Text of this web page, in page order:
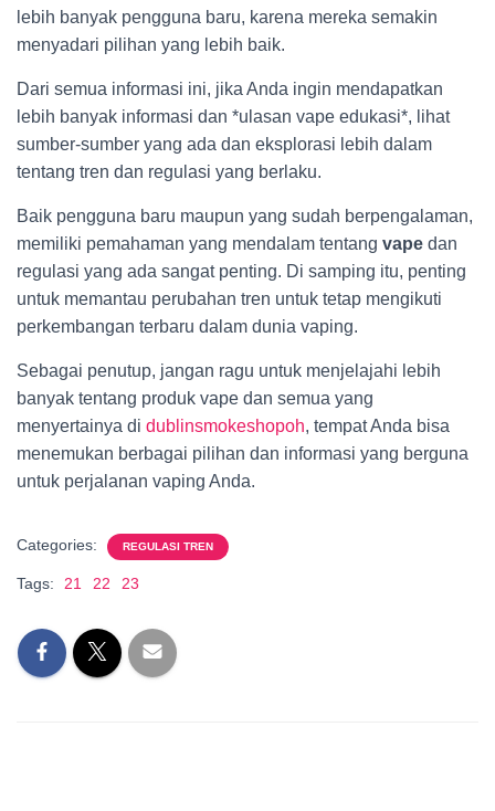
lebih banyak pengguna baru, karena mereka semakin
menyadari pilihan yang lebih baik.
Dari semua informasi ini, jika Anda ingin mendapatkan
lebih banyak informasi dan *ulasan vape edukasi*, lihat
sumber-sumber yang ada dan eksplorasi lebih dalam
tentang tren dan regulasi yang berlaku.
Baik pengguna baru maupun yang sudah berpengalaman,
memiliki pemahaman yang mendalam tentang vape dan
regulasi yang ada sangat penting. Di samping itu, penting
untuk memantau perubahan tren untuk tetap mengikuti
perkembangan terbaru dalam dunia vaping.
Sebagai penutup, jangan ragu untuk menjelajahi lebih
banyak tentang produk vape dan semua yang
menyertainya di dublinsmokeshopoh, tempat Anda bisa
menemukan berbagai pilihan dan informasi yang berguna
untuk perjalanan vaping Anda.
Categories: REGULASI TREN
Tags: 21 22 23